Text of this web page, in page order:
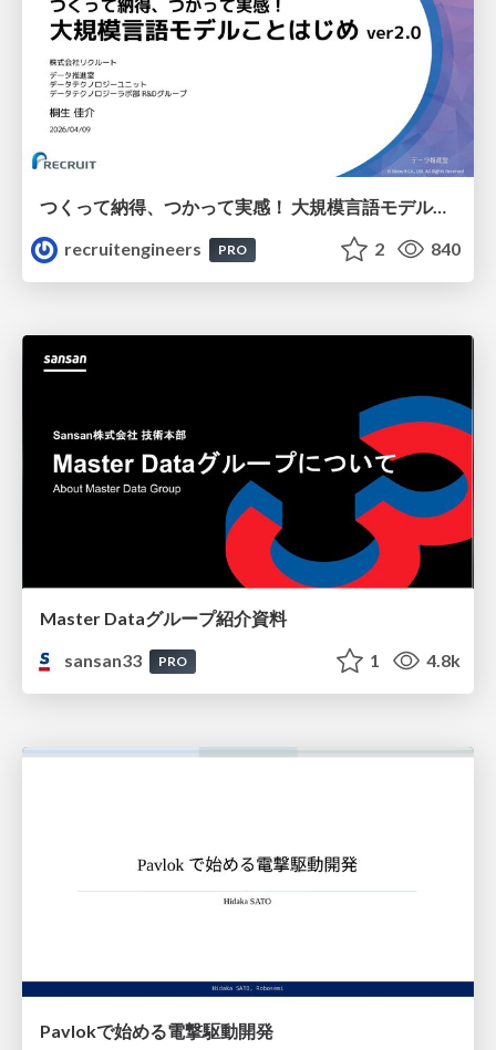
つくって納得、つかって実感！ 大規模言語モデルことはじめ ver2.0
recruitengineers
PRO 2 840
Master Dataグループ紹介資料
sansan33
PRO 1 4.8k
Pavlokで始める電撃駆動開発